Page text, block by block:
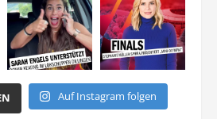
Auf Instagram folgen